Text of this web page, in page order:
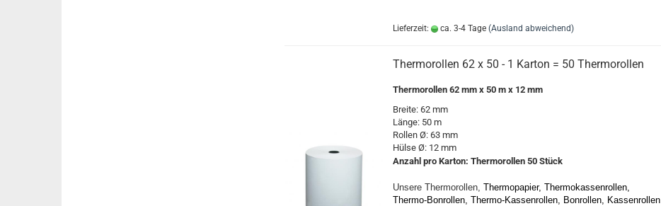
Lieferzeit: ca. 3-4 Tage (Ausland abweichend)
Thermorollen 62 x 50 - 1 Karton = 50 Thermorollen
Thermorollen 62 mm x 50 m x 12 mm
Breite: 62 mm
Länge: 50 m
Rollen Ø: 63 mm
Hülse Ø: 12 mm
Anzahl pro Karton: Thermorollen 50 Stück
Unsere Thermorollen, Thermopapier, Thermokassenrollen,
Thermo-Bonrollen, Thermo-Kassenrollen, Bonrollen, Kassenrollen